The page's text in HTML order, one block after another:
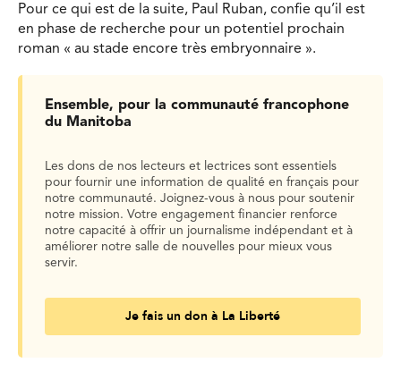
Pour ce qui est de la suite, Paul Ruban, confie qu’il est
en phase de recherche pour un potentiel prochain
roman « au stade encore très embryonnaire ».
Ensemble, pour la communauté francophone
du Manitoba
Les dons de nos lecteurs et lectrices sont essentiels
pour fournir une information de qualité en français pour
notre communauté. Joignez-vous à nous pour soutenir
notre mission. Votre engagement financier renforce
notre capacité à offrir un journalisme indépendant et à
améliorer notre salle de nouvelles pour mieux vous
servir.
Je fais un don à La Liberté